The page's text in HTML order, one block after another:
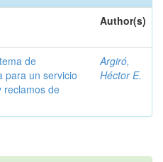
Author(s)
de
para un servicio
reclamos de
Argiró,
Héctor E.